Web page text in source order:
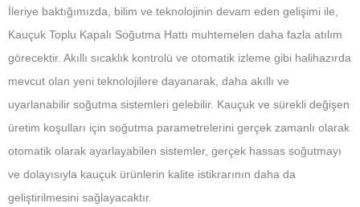
İleriye baktığımızda, bilim ve teknolojinin devam eden gelişimi ile,
Kauçuk Toplu Kapalı Soğutma Hattı muhtemelen daha fazla atılım
görecektir. Akıllı sıcaklık kontrolü ve otomatik izleme gibi halihazırda
mevcut olan yeni teknolojilere dayanarak, daha akıllı ve
uyarlanabilir soğutma sistemleri gelebilir. Kauçuk ve sürekli değişen
üretim koşulları için soğutma parametrelerini gerçek zamanlı olarak
otomatik olarak ayarlayabilen sistemler, gerçek hassas soğutmayı
ve dolayısıyla kauçuk ürünlerin kalite istikrarının daha da
geliştirilmesini sağlayacaktır.